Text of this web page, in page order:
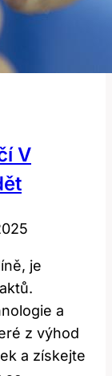
V
je
a
z výhod
a získejte